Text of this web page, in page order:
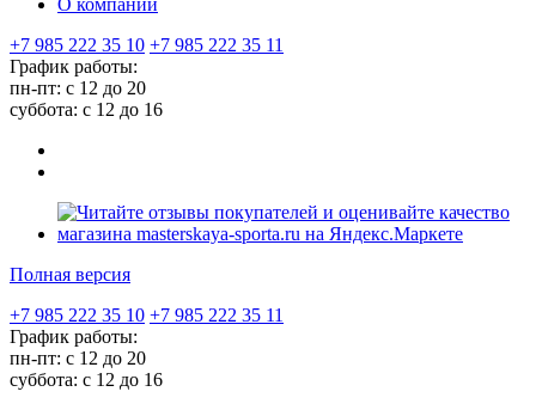
+7 985 222 35 10 +7 985 222 35 11
График работы:
пн-пт: с 12 до 20
суббота: c 12 до 16
Полная версия
+7 985 222 35 10 +7 985 222 35 11
График работы:
пн-пт: с 12 до 20
суббота: c 12 до 16